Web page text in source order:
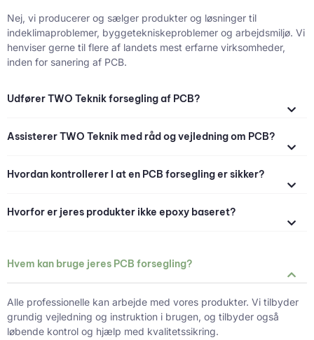
Nej, vi producerer og sælger produkter og løsninger til
indeklimaproblemer, byggetekniskeproblemer og arbejdsmiljø. Vi
henviser gerne til flere af landets mest erfarne virksomheder,
inden for sanering af PCB.
Udfører TWO Teknik forsegling af PCB?
Assisterer TWO Teknik med råd og vejledning om PCB?
Hvordan kontrollerer I at en PCB forsegling er sikker?
Hvorfor er jeres produkter ikke epoxy baseret?
Hvem kan bruge jeres PCB forsegling?
Alle professionelle kan arbejde med vores produkter. Vi tilbyder
grundig vejledning og instruktion i brugen, og tilbyder også
løbende kontrol og hjælp med kvalitetssikring.